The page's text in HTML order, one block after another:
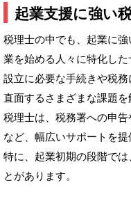
起業支援に強い
税理士の中でも、起業に
業を始める人々に特化し
設立に必要な手続きや税
直面するさまざまな課題を
税理士は、税務署への申
など、幅広いサポートを提
特に、起業初期の段階で
とがあります。